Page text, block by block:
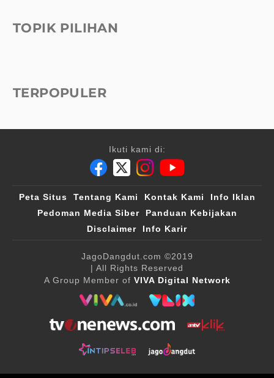
TOPIK PILIHAN
TERPOPULER
Ikuti kami di:
Peta Situs Tentang Kami Kontak Kami
Info Iklan
Pedoman Media Siber
Panduan Kebijakan
Disclaimer
Info Karir
JagoDangdut.com ©2019
| All Rights Reserved
A Group Member of VIVA Digital Network